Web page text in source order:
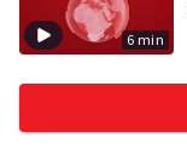
6 min